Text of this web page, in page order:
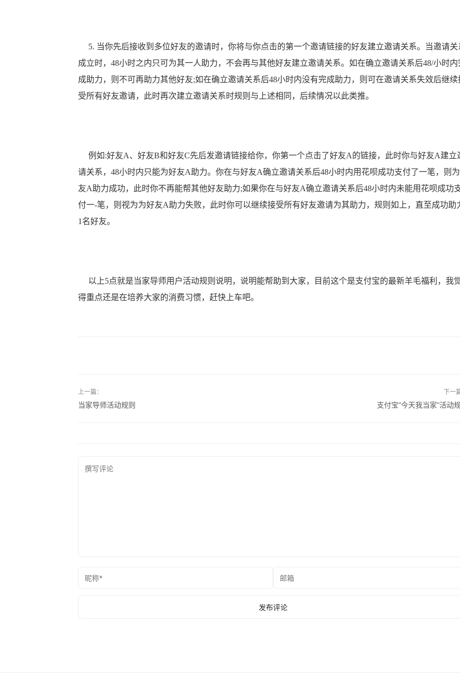
5. 当你先后接收到多位好友的邀请时，你将与你点击的第一个邀请链接的好友建立邀请关系。当邀请关
成立时，48小时之内只可为其一人助力，不会再与其他好友建立邀请关系。如在确立邀请关系后48/小时内
成助力，则不可再助力其他好友;如在确立邀请关系后48小时内没有完成助力，则可在邀请关系失效后继续
受所有好友邀请，此时再次建立邀请关系时规则与上述相同，后续情况以此类推。
例如:好友A、好友B和好友C先后发邀请链接给你，你第一个点击了好友A的链接，此时你与好友A建立
请关系，48小时内只能为好友A助力。你在与好友A确立邀请关系后48小时内用花呗成功支付了一笔，则
友A助力成功，此时你不再能帮其他好友助力;如果你在与好友A确立邀请关系后48小时内未能用花呗成功
付一-笔，则视为为好友A助力失败，此时你可以继续接受所有好友邀请为其助力，规则如上，直至成功助
1名好友。
以上5点就是当家导师用户活动规则说明，说明能帮助到大家，目前这个是支付宝的最新羊毛福利，我
得重点还是在培养大家的消费习惯，赶快上车吧。
上一篇：
当家导师活动规则
下一
支付宝“今天我当家”活动